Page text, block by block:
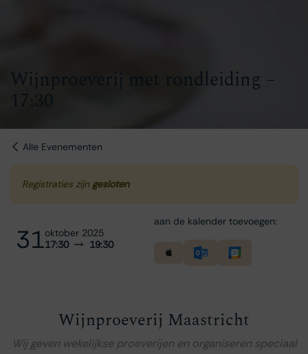
Wijnproeverij met rondleiding –
17:30
Alle Evenementen
Registraties zijn gesloten
31oktober 2025
17:30
19:30
aan de kalender toevoegen:
Wijnproeverij Maastricht
Wij geven wekelijkse proeverijen en organiseren speciaal